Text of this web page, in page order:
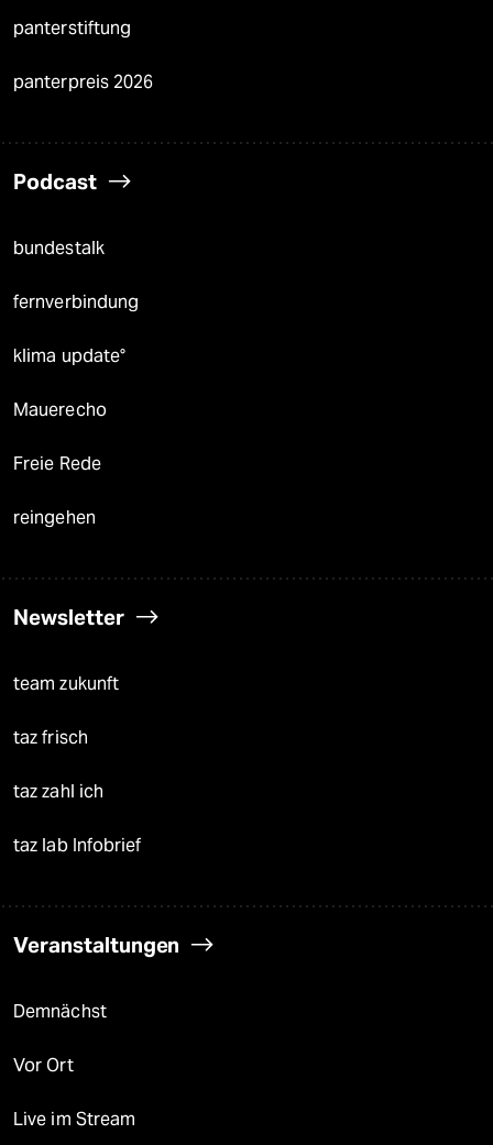
panterstiftung
panterpreis 2026
Podcast
bundestalk
fernverbindung
klima update°
Mauerecho
Freie Rede
reingehen
Newsletter
team zukunft
taz frisch
taz zahl ich
taz lab Infobrief
Veranstaltungen
Demnächst
Vor Ort
Live im Stream